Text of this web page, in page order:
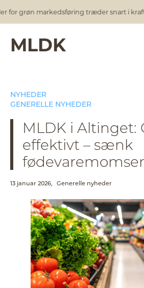
grøn markedsføring træder snart i kraft.
MLDK
NYHEDER
GENERELLE NYHEDER
MLDK i Altinget:
effektivt – sænk
13 januar 2026, Generelle nyheder